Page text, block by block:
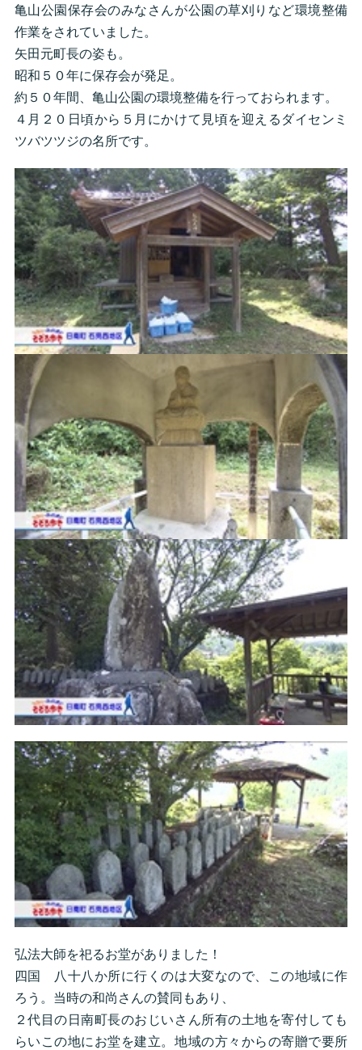
亀山公園保存会のみなさんが公園の草刈りなど環境整備
作業をされていました。
矢田元町長の姿も。
昭和５０年に保存会が発足。
約５０年間、亀山公園の環境整備を行っておられます。
４月２０日頃から５月にかけて見頃を迎えるダイセンミ
ツバツツジの名所です。
弘法大師を祀るお堂がありました！
四国 八十八か所に行くのは大変なので、この地域に作
ろう。当時の和尚さんの賛同もあり、
２代目の日南町長のおじいさん所有の土地を寄付しても
らいこの地にお堂を建立。地域の方々からの寄贈で要所